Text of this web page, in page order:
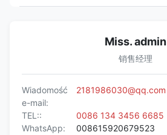
Miss. admin
销售经理
Wiadomość
e-mail:
2181986030@qq.com
TEL::
0086 134 3456 6685
WhatsApp:
008615920679523